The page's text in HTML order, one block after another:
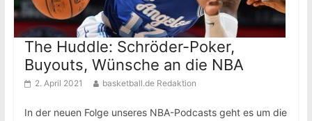
The Huddle: Schröder-Poker,
Buyouts, Wünsche an die NBA
2. April 2021 basketball.de Redaktion
In der neuen Folge unseres NBA-Podcasts geht es um die